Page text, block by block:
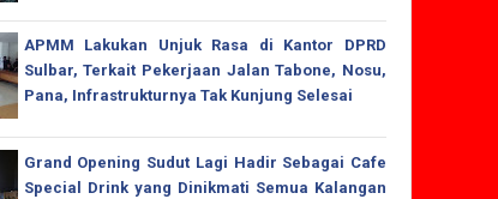
APMM Lakukan Unjuk Rasa di Kantor DPRD
Sulbar, Terkait Pekerjaan Jalan Tabone, Nosu,
Pana, Infrastrukturnya Tak Kunjung Selesai
Grand Opening Sudut Lagi Hadir Sebagai Cafe
Special Drink yang Dinikmati Semua Kalangan